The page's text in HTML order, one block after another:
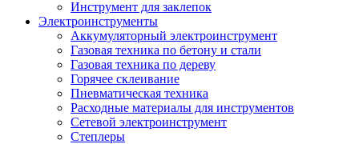
Инструмент для заклепок
Электроинструменты
Аккумуляторный электроинструмент
Газовая техника по бетону и стали
Газовая техника по дереву
Горячее склеивание
Пневматическая техника
Расходные материалы для инструментов
Сетевой электроинструмент
Степлеры